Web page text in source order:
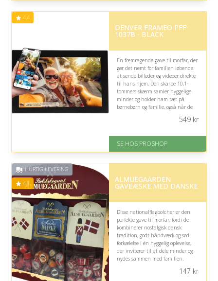
4.4
DENVER FRAMEO PFF-
1037B - BLACK
En fremragende gave til morfar, der
gør det nemt for familien løbende
at sende billeder og videoer direkte
til hans hjem. Den skarpe 10,1-
tommers skærm samler hyggelige
minder og holder ham tæt på
børnebørn og familie, også når de
Fremragende Trustpilot rating
549kr
SE HOS PROSHOP
HURTIG LEVERING
4.1 ALMUEGAARDEN
GAVEÆSKE MED DANSKE
Disse nationalflagbolcher er den
perfekte gave til morfar, fordi de
kombinerer nostalgisk dansk
tradition, godt håndværk og sød
forkælelse i én hyggelig oplevelse,
der inviterer til at dele minder og
nydes sammen med familien.
147 kr